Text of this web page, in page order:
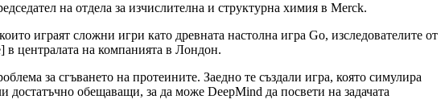
на отдела за изчислителна и структурна химия в Merck.
играят сложни игри като древната настолна игра Go, изследователите от
в централата на компанията в Лондон.
за сгъването на протеините. Заедно те създали игра, която симулира
достатъчно обещаващи, за да може DeepMind да посвети на задачата